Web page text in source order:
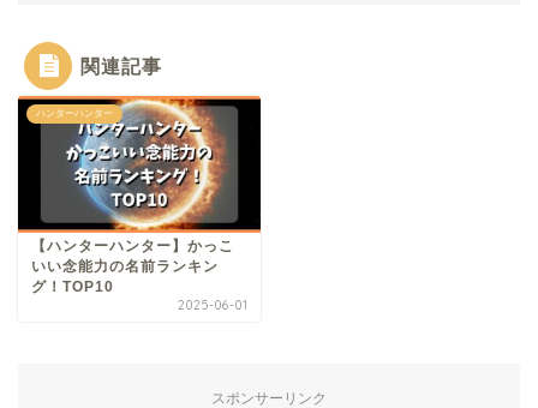
関連記事
ハンターハンター
【ハンターハンター】かっこ
いい念能力の名前ランキン
グ！TOP10
2025-06-01
スポンサーリンク